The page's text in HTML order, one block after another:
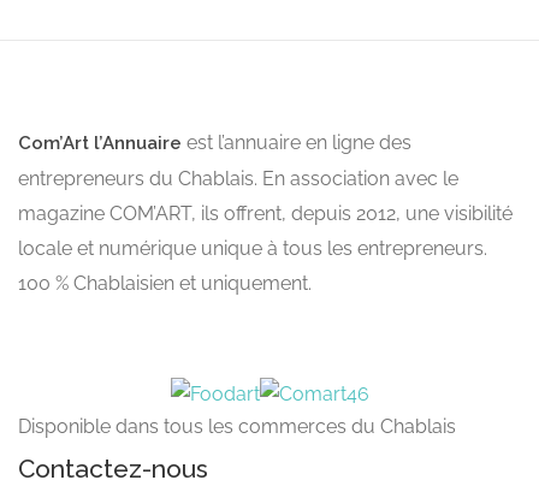
Com’Art l’Annuaire est l’annuaire en ligne des
entrepreneurs du Chablais. En association avec le
magazine COM’ART, ils offrent, depuis 2012, une visibilité
locale et numérique unique à tous les entrepreneurs.
100 % Chablaisien et uniquement.
Disponible dans tous les commerces du Chablais
Contactez-nous